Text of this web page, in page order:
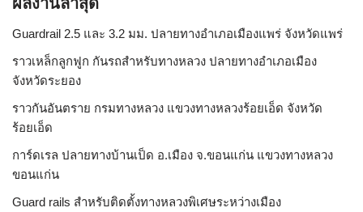
Guardrail 2.5 และ 3.2 มม. ปลายทางอำเภอเมืองแพร่ จังหวัดแพร่
ราวเหล็กลูกฟูก กันรถสําหรับทางหลวง ปลายทางอำเภอเมือง
จังหวัดระยอง
ราวกันอันตราย กรมทางหลวง แขวงทางหลวงร้อยเอ็ด จังหวัด
ร้อยเอ็ด
การ์ดเรล ปลายทางบ้านเป็ด อ.เมือง จ.ขอนแก่น แขวงทางหลวง
ขอนแก่น
Guard rails สำหรับติดตั้งทางหลวงพิเศษระหว่างเมือง